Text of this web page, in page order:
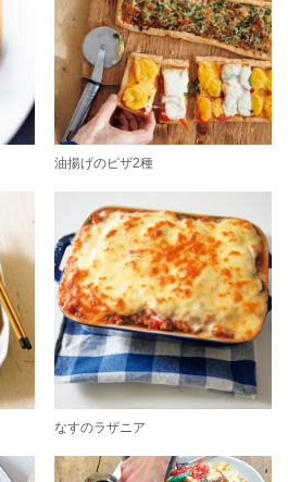
油揚げのピザ2種
なすのラザニア